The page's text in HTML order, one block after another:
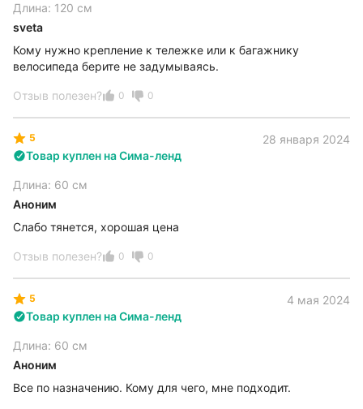
Длина: 120 см
sveta
Кому нужно крепление к тележке или к багажнику
велосипеда берите не задумываясь.
Отзыв полезен? 0 0
5
28 января 2024
Товар куплен на Сима-ленд
Длина: 60 см
Аноним
Слабо тянется, хорошая цена
Отзыв полезен? 0 0
5
4 мая 2024
Товар куплен на Сима-ленд
Длина: 60 см
Аноним
Все по назначению. Кому для чего, мне подходит.